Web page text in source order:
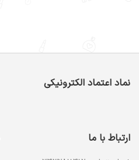
نماد اعتماد الکترونیکی
ارتباط با ما